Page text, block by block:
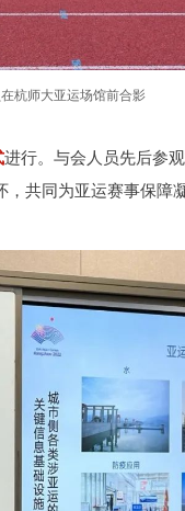
杭师大亚运场馆前合影
进行。与会人员先后参
共同为亚运赛事保障凝